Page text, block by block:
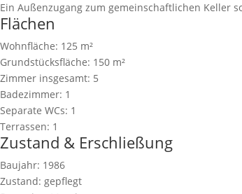
Ein Außenzugang zum gemeinschaftlichen Keller
Flächen
Wohnfläche: 125 m²
Grundstücksfläche: 150 m²
Zimmer insgesamt: 5
Badezimmer: 1
Separate WCs: 1
Terrassen: 1
Zustand & Erschließung
Baujahr: 1986
Zustand: gepflegt